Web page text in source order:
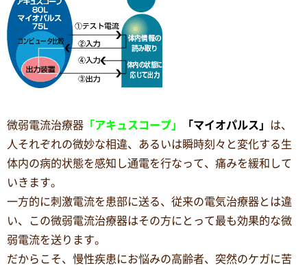
微弱電流治療器 「アキュスコープ」 「マイオパルス」
は、
人それぞれの微妙な相違、あるいは瞬時刻々と変化する生
体内の病的状態を感知し通電を行なって、痛みを緩和して
いきます。
一方的に刺激電流を患部に送る、従来の電気治療器とは違
い、この微弱電流治療器はその方にとって最も効果的な微
弱電流を送ります。
だからこそ、慢性疾患にお悩みの高齢者、突然のケガに苦